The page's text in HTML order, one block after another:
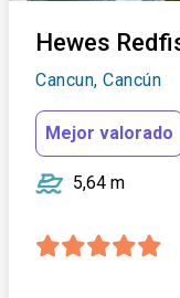
Hewes
Cancun, Cancún
Mejor valorado
5,64 m